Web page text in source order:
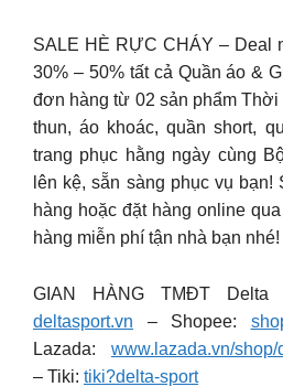
SALE HÈ RỰC CHÁY – Deal
30% – 50% tất cả Quần áo &
đơn hàng từ 02 sản phẩm Thời
thun, áo khoác, quần short,
trang phục hằng ngày cùng
lên kệ, sẵn sàng phục vụ
hàng hoặc đặt hàng online
hàng miễn phí tận nhà bạn nhé!
GIAN HÀNG TMĐT
deltasport.vn – Shopee:
Lazada: www.lazada.vn/
– Tiki: tiki?delta-sport